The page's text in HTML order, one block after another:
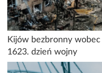
Kijów bezbronny
1623. dzień wojny